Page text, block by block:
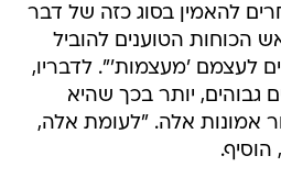
להאמין בסוג כזה של דבר
הכוחות הטוענים להוביל
לעצמם 'מעצמות'". לדבריו,
גבוהים, יותר בכך שהיא
אמונות אלה. "לעומת אלה,